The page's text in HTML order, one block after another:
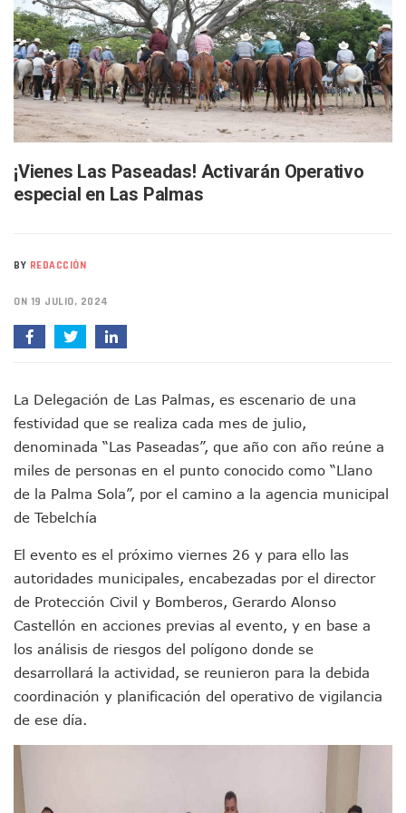
Buscan A Wilber Armando Colmenares Márquez,
Melissa Madero Exige Aclarar Sustento Legal De Las
Washington Enfrenta Una Emergencia Ambiental Por
Avanza Plan Para Construir Estadio De Tritones Vallarta;
Nuevas Concesiones De Taxis En Puerto Vallarta, ¿para
Mueren Cuatro Personas Tras Explosión De Una Pipa En
Bruno Blancas Lleva El Mensaje De La Cuarta
Liberan 180 Crías De Iguana Verde En El Estero El Salado
Puerto Vallarta Participa En Los PriceAgencies Awards
Ofrecerán Asesoría Jurídica Gratuita En Puerto Vallarta
Juan Solís E Iris Torres Buscan Integrar La Planilla Del PAN
Buques Mexicanos Parten A Venezuela Con 718
Lluvias Y Oleaje Elevado Marcarán El Fin De Semana En
Jóvenes En Movimiento Jalisco Renueva Su Dirigencia
En PV Encabezan Preferencias Morena Y Juan Carlos
Pancho López; En La Mira Del Comité Nacional Del PAN
Cae El “R1”, Presunto Autor Intelectual Del Homicidio De
Muere Manolo Solo, Actor De “El Laberinto Del Fauno”, A
En Abril 2027 Terminarán El Centro Regional De Autismo
Puerto Vallarta Fortalece Su Promoción En California Con
Accidente En Un RZR, Principal Hipótesis Por La Muerte
Este Viernes, Lemus Inaugurará El Sistema De
Nidos De Lluvia Busca Beneficiar A 100 Familias De
Hallazgo De Yareli Colmenares Tovar Eleva A 4 Cuerpos
Regresa A Puerto Vallarta La Premiación Nacional De La
Oleaje Y Riesgo Por Cocodrilos Mantienen Restricciones
“Kato” Supera El Abandono Y Comienza Una Nueva Vida
Poderoso Terremoto Destruye Edificios Y Puentes En
¡Vienes Las Paseadas! Activarán Operativo
especial en Las Palmas
BY REDACCIÓN
ON 19 JULIO, 2024
La Delegación de Las Palmas, es escenario de una
festividad que se realiza cada mes de julio,
denominada “Las Paseadas”, que año con año reúne a
miles de personas en el punto conocido como “Llano
de la Palma Sola”, por el camino a la agencia municipal
de Tebelchía
El evento es el próximo viernes 26 y para ello las
autoridades municipales, encabezadas por el director
de Protección Civil y Bomberos, Gerardo Alonso
Castellón en acciones previas al evento, y en base a
los análisis de riesgos del polígono donde se
desarrollará la actividad, se reunieron para la debida
coordinación y planificación del operativo de vigilancia
de ese día.